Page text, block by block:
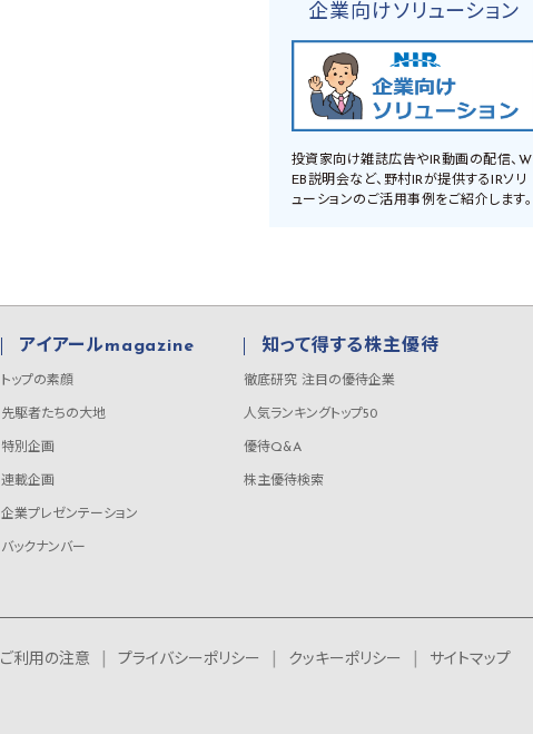
企業向けソリューション
投資家向け雑誌広告やIR動画の配信、W
EB説明会など、野村IRが提供するIRソリ
ューションのご活用事例をご紹介します。
アイアールmagazine
トップの素顔
先駆者たちの大地
特別企画
連載企画
企業プレゼンテーション
バックナンバー
知って得する株主優待
徹底研究 注目の優待企業
人気ランキングトップ50
優待Q&A
株主優待検索
ご利用の注意 プライバシーポリシー クッキーポリシー
サイトマップ